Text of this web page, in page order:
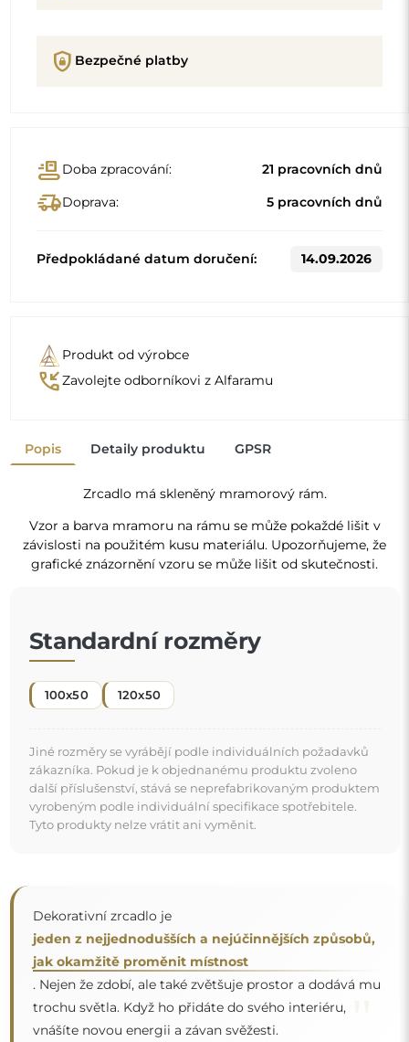
shield_lock Bezpečné platby
conveyor_beltDoba zpracování: 21 pracovních dnů
delivery_truck_speedDoprava: 5 pracovních dnů
Předpokládané datum doručení: 14.09.2026
Produkt od výrobce
phone_callbackZavolejte odborníkovi z Alfaramu
Popis Detaily produktu GPSR
Zrcadlo má skleněný mramorový rám.
Vzor a barva mramoru na rámu se může pokaždé lišit v
závislosti na použitém kusu materiálu. Upozorňujeme, že
grafické znázornění vzoru se může lišit od skutečnosti.
Standardní rozměry
100x50 120x50
Jiné rozměry se vyrábějí podle individuálních požadavků
zákazníka. Pokud je k objednanému produktu zvoleno
další příslušenství, stává se neprefabrikovaným produktem
vyrobeným podle individuální specifikace spotřebitele.
Tyto produkty nelze vrátit ani vyměnit.
Dekorativní zrcadlo je
jeden z nejjednodušších a nejúčinnějších způsobů,
jak okamžitě proměnit místnost
. Nejen že zdobí, ale také zvětšuje prostor a dodává mu
trochu světla. Když ho přidáte do svého interiéru,
vnášíte novou energii a závan svěžesti.